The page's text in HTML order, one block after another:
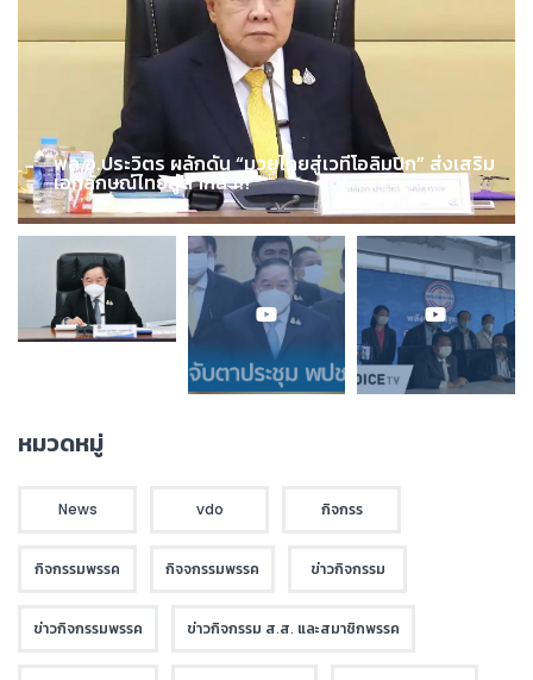
พล.อ.ประวิตร ผลักดัน “มวยไทยสู่เวทีโอลิมปิก” ส่งเสริม
เอกลักษณ์ไทยสู่สากล !!!
หมวดหมู่
News vdo กิจกรร
กิจกรรมพรรค กิจจกรรมพรรค ข่าวกิจกรรม
ข่าวกิจกรรมพรรค ข่าวกิจกรรม ส.ส. และสมาชิกพรรค